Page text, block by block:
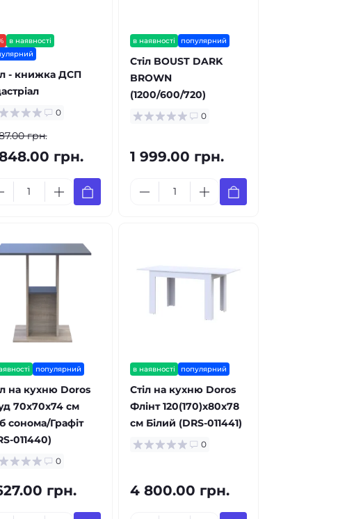
в наявності
- книжка ДСП
0
грн.
грн.
в наявності популярний
Стіл BOUST DARK
BROWN
(1200/600/720)
0
1 999.00 грн.
популярний
на кухню Doros
70х70х74 см
сонома/Графіт
011440)
0
грн.
в наявності популярний
Стіл на кухню Doros
Флінт 120(170)х80х78
см Білий (DRS-011441)
0
4 800.00 грн.